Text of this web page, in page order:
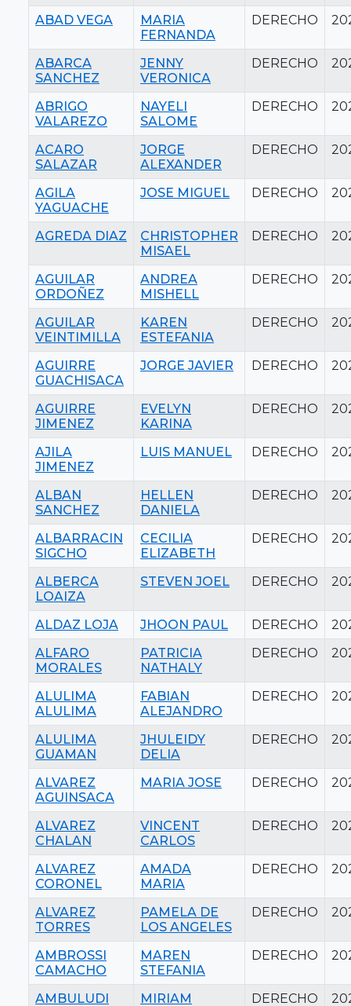
ABAD VEGA
MARIA
FERNANDA
DERECHO
ABARCA
SANCHEZ
JENNY
VERONICA
DERECHO
ABRIGO
VALAREZO
NAYELI
SALOME
DERECHO
ACARO
SALAZAR
JORGE
ALEXANDER
DERECHO
AGILA
YAGUACHE
JOSE MIGUEL DERECHO
AGREDA DIAZ
CHRISTOPHER
MISAEL
DERECHO
AGUILAR
ORDOÑEZ
ANDREA
MISHELL
DERECHO
AGUILAR
VEINTIMILLA
KAREN
ESTEFANIA
DERECHO
AGUIRRE
GUACHISACA
JORGE JAVIER DERECHO
AGUIRRE
JIMENEZ
EVELYN
KARINA
DERECHO
AJILA
JIMENEZ
LUIS MANUEL DERECHO
ALBAN
SANCHEZ
HELLEN
DANIELA
DERECHO
ALBARRACIN
SIGCHO
CECILIA
ELIZABETH
DERECHO
ALBERCA
LOAIZA
STEVEN JOEL DERECHO
ALDAZ LOJA JHOON PAUL DERECHO
ALFARO
MORALES
PATRICIA
NATHALY
DERECHO
ALULIMA
ALULIMA
FABIAN
ALEJANDRO
DERECHO
ALULIMA
GUAMAN
JHULEIDY
DELIA
DERECHO
ALVAREZ
AGUINSACA
MARIA JOSE DERECHO
ALVAREZ
CHALAN
VINCENT
CARLOS
DERECHO
ALVAREZ
CORONEL
AMADA
MARIA
DERECHO
ALVAREZ
TORRES
PAMELA DE
LOS ANGELES
DERECHO
AMBROSSI
CAMACHO
MAREN
STEFANIA
DERECHO
AMBULUDI
MIRIAM
DERECHO